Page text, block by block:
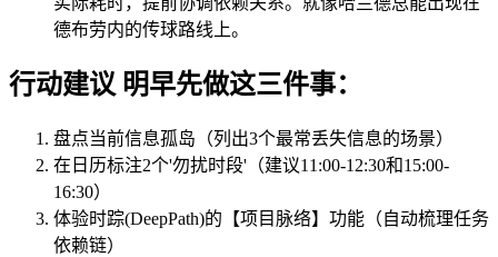
德布劳内的传球路线上。
行动建议 明早先做这三件事：
盘点当前信息孤岛（列出3个最常丢失信息的场景）
在日历标注2个'勿扰时段'（建议11:00-12:30和15:00-
16:30）
体验时踪(DeepPath)的【项目脉络】功能（自动梳理任务
依赖链）